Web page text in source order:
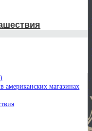
американских магазинах